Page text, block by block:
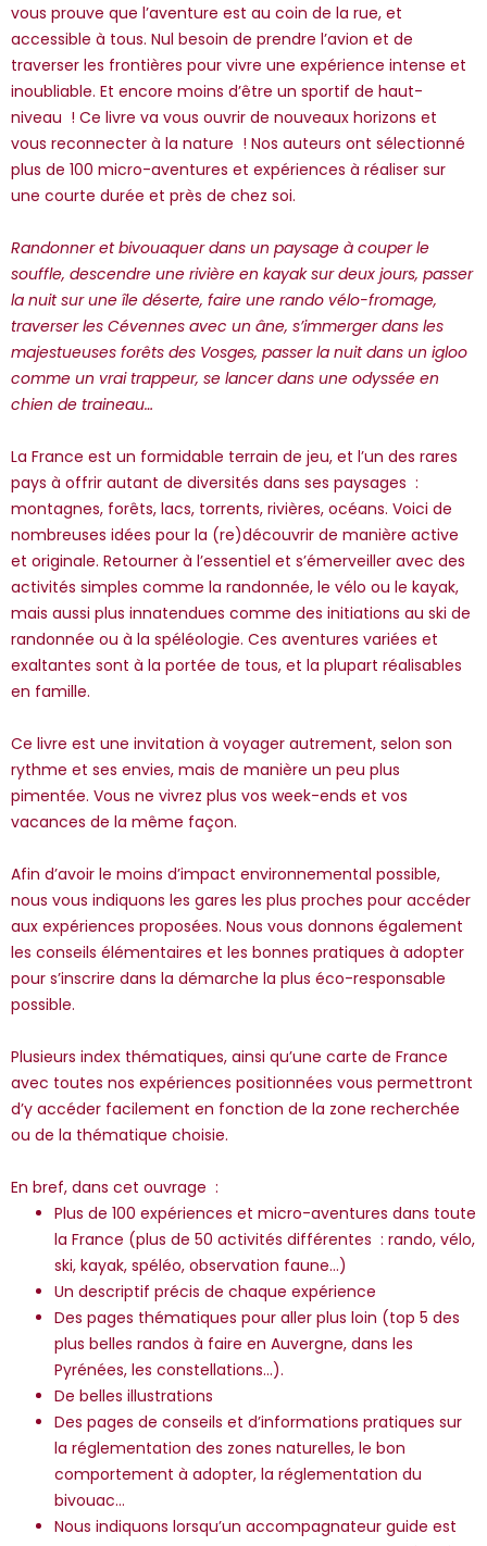
vous prouve que l’aventure est au coin de la rue, et
accessible à tous. Nul besoin de prendre l’avion et de
traverser les frontières pour vivre une expérience intense et
inoubliable. Et encore moins d’être un sportif de haut-
niveau ! Ce livre va vous ouvrir de nouveaux horizons et
vous reconnecter à la nature ! Nos auteurs ont sélectionné
plus de 100 micro-aventures et expériences à réaliser sur
une courte durée et près de chez soi.
Randonner et bivouaquer dans un paysage à couper le
souffle, descendre une rivière en kayak sur deux jours, passer
la nuit sur une île déserte, faire une rando vélo-fromage,
traverser les Cévennes avec un âne, s’immerger dans les
majestueuses forêts des Vosges, passer la nuit dans un igloo
comme un vrai trappeur, se lancer dans une odyssée en
chien de traineau…
La France est un formidable terrain de jeu, et l’un des rares
pays à offrir autant de diversités dans ses paysages :
montagnes, forêts, lacs, torrents, rivières, océans. Voici de
nombreuses idées pour la (re)découvrir de manière active
et originale. Retourner à l’essentiel et s’émerveiller avec des
activités simples comme la randonnée, le vélo ou le kayak,
mais aussi plus innatendues comme des initiations au ski de
randonnée ou à la spéléologie. Ces aventures variées et
exaltantes sont à la portée de tous, et la plupart réalisables
en famille.
Ce livre est une invitation à voyager autrement, selon son
rythme et ses envies, mais de manière un peu plus
pimentée. Vous ne vivrez plus vos week-ends et vos
vacances de la même façon.
Afin d’avoir le moins d’impact environnemental possible,
nous vous indiquons les gares les plus proches pour accéder
aux expériences proposées. Nous vous donnons également
les conseils élémentaires et les bonnes pratiques à adopter
pour s’inscrire dans la démarche la plus éco-responsable
possible.
Plusieurs index thématiques, ainsi qu’une carte de France
avec toutes nos expériences positionnées vous permettront
d’y accéder facilement en fonction de la zone recherchée
ou de la thématique choisie.
En bref, dans cet ouvrage :
Plus de 100 expériences et micro-aventures dans toute
la France (plus de 50 activités différentes : rando, vélo,
ski, kayak, spéléo, observation faune…)
Un descriptif précis de chaque expérience
Des pages thématiques pour aller plus loin (top 5 des
plus belles randos à faire en Auvergne, dans les
Pyrénées, les constellations…).
De belles illustrations
Des pages de conseils et d’informations pratiques sur
la réglementation des zones naturelles, le bon
comportement à adopter, la réglementation du
bivouac…
Nous indiquons lorsqu’un accompagnateur guide est